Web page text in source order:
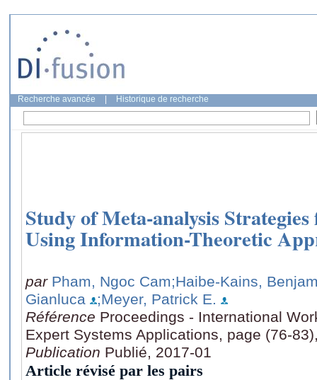
Recherche avancée Historique de recherche
Study of Meta-analysis
Using Information-Theoretic
par Pham, Ngoc Cam;Haibe-Kains,
Gianluca
;Meyer, Patrick E.
Référence Proceedings - International
Expert Systems Applications, page (76-
Publication Publié, 2017-01
Article révisé par les pairs